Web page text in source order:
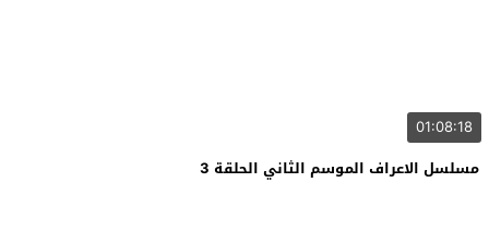
01:08:18
مسلسل الاعراف الموسم الثاني الحلقة 3